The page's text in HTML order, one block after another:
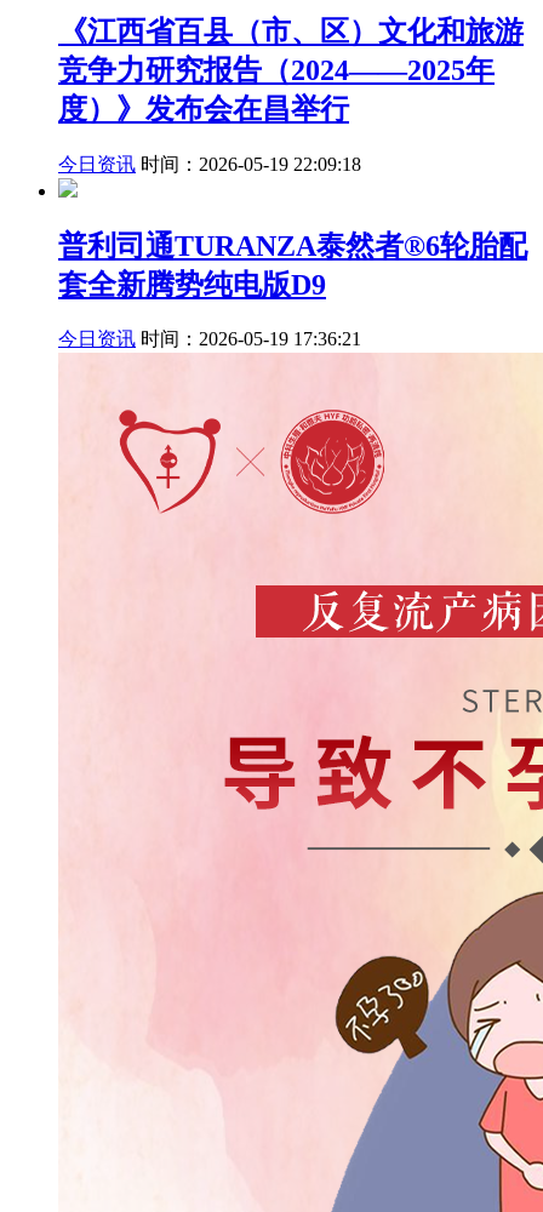
《江西省百县（市、区）文化和旅游
竞争力研究报告（2024——2025年
度）》发布会在昌举行
今日资讯 时间：2026-05-19 22:09:18
普利司通TURANZA泰然者®6轮胎配
套全新腾势纯电版D9
今日资讯 时间：2026-05-19 17:36:21